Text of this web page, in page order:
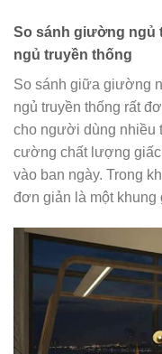
So sánh giường ngủ
ngủ truyền thống
So sánh giữa giường
ngủ truyền thống rất
cho người dùng nhiều
cường chất lượng giấc
vào ban ngày. Trong
đơn giản là một khung